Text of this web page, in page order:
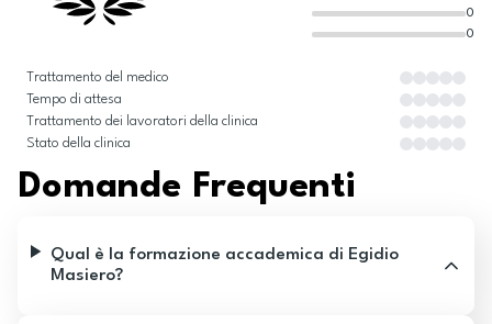
0
0
Trattamento del medico
Tempo di attesa
Trattamento dei lavoratori della clinica
Stato della clinica
Domande Frequenti
Qual è la formazione accademica di Egidio
Masiero?